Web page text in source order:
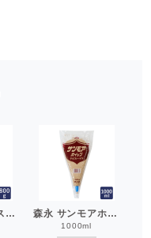
ソントン ムースプレミアムベルギーチョコ 800g クリーム フラワーペースト チョコレートクリーム__ 森永 サンモアホイップ チョコレートN 1000ml 冷凍ホイップ ホイップクリーム チョコホイップ__
1000ml